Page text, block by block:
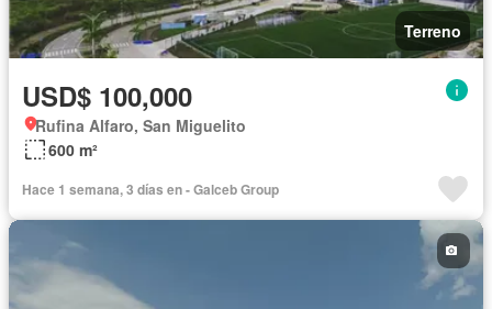
Terreno
USD$ 100,000
Rufina Alfaro, San Miguelito
600 m²
Hace 1 semana, 3 días en - Galceb Group